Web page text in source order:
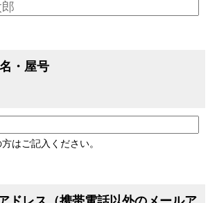
・屋号
はご記入ください。